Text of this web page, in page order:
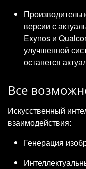
версии с
Exynos и
улучшенной
останется
Все
Искусственный
взаимодействия:
Генерация